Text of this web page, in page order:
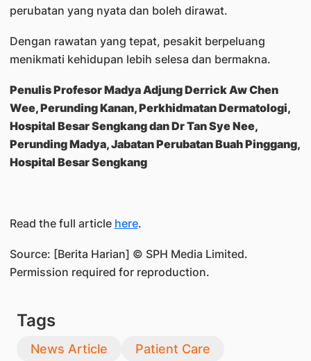
perubatan yang nyata dan boleh dirawat.
Dengan rawatan yang tepat, pesakit berpeluang
menikmati kehidupan lebih selesa dan bermakna.
Penulis Profesor Madya Adjung Derrick Aw Chen
Wee, Perunding Kanan, Perkhidmatan Dermatologi,
Hospital Besar Sengkang dan Dr Tan Sye Nee,
Perunding Madya, Jabatan Perubatan Buah Pinggang,
Hospital Besar Sengkang
Read the full article here.
Source: [Berita Harian] © SPH Media Limited.
Permission required for reproduction.
Tags
News Article Patient Care